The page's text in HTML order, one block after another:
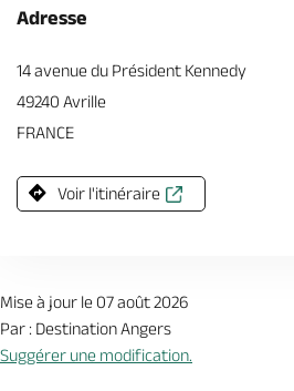
Adresse
14 avenue du Président Kennedy
49240 Avrille
FRANCE
Voir l'itinéraire
Mise à jour le 07 août 2026
Par : Destination Angers
Suggérer une modification.